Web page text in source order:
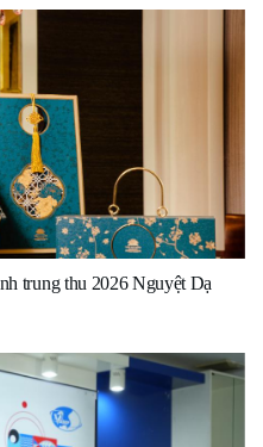
trung thu 2026 Nguyệt Dạ